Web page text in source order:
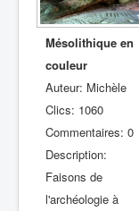
Mésolithique en
couleur
Auteur: Michèle
Clics: 1060
Commentaires: 0
Description:
Faisons de
l'archéologie à